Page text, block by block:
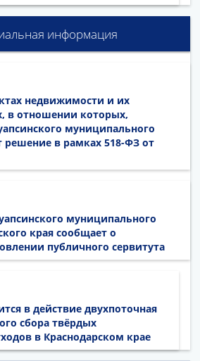
информация
недвижимости и их
в отношении которых,
муниципального
решение в рамках 518-ФЗ от
муниципального
края сообщает о
публичного сервитута
в действие двухпоточная
сбора твёрдых
в Краснодарском крае